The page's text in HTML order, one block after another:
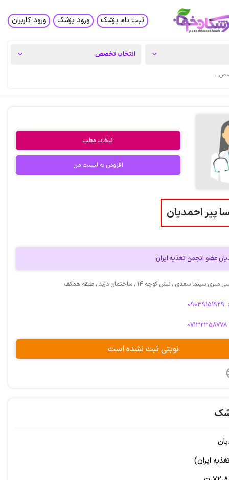
ثبت نام پزشک ورود پزشک ورود کاربران
انتخاب مطب
افزودن به لیست من
پیر احمدیان
عضو انجمن تغذیه ایران
سعدی , نبش کوچه ۱۴ , ساختمان دژبد , طبقه همکف
09039151929
07132358778
نوبتی ثبت نشده است
ایران)